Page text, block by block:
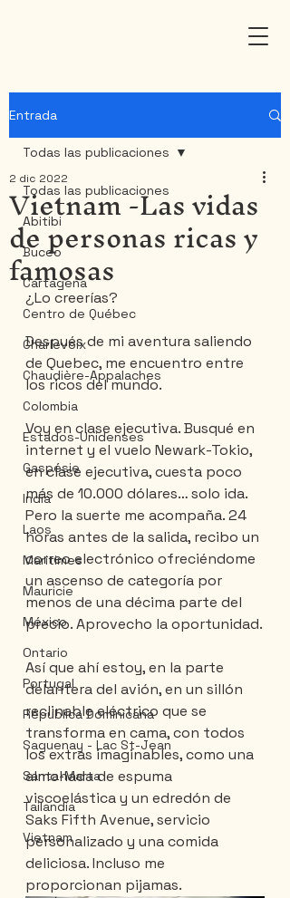
Entrada
Todas las publicaciones
Abitibi
Buceo
Cartagena
Centro de Québec
Charlevoix
Chaudière-Appalaches
Colombia
Estados-Unidenses
Gaspésie
India
Laos
Maritimes
Mauricie
México
Ontario
Portugal
Républica Dominicana
Saguenay - Lac St-Jean
Santa-Marta
Tailandia
Vietnam
Todas las publicaciones
Vietnam -Las vidas
de personas ricas y
famosas
2 dic 2022
¿Lo creerías?
Después de mi aventura saliendo
de Quebec, me encuentro entre
los ricos del mundo.
Voy en clase ejecutiva. Busqué en
internet y el vuelo Newark-Tokio,
en clase ejecutiva, cuesta poco
más de 10.000 dólares… solo ida.
Pero la suerte me acompaña. 24
horas antes de la salida, recibo un
correo electrónico ofreciéndome
un ascenso de categoría por
menos de una décima parte del
precio. Aprovecho la oportunidad.
Así que ahí estoy, en la parte
delantera del avión, en un sillón
reclinable eléctrico que se
transforma en cama, con todos
los extras imaginables, como una
almohada de espuma
viscoelástica y un edredón de
Saks Fifth Avenue, servicio
personalizado y una comida
deliciosa. Incluso me
proporcionan pijamas.